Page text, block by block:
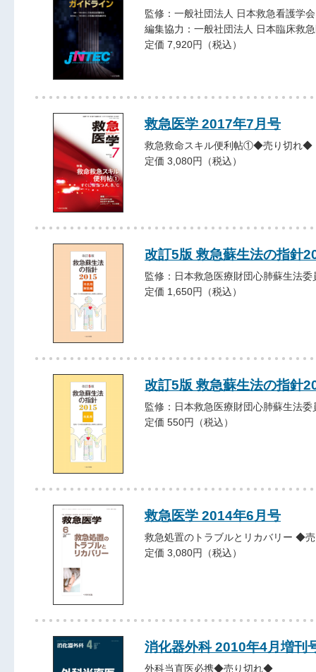
監修：一般社団法人 日本救急看護学会
編集協力：一般社団法人 日本臨床救
定価 7,920円（税込）
救急医学 2017年7月号
救急救命スキル便利帖①◆売り切れ◆
定価 3,080円（税込）
改訂5版 救急蘇生法の指針
監修：日本救急医療財団心肺蘇生法委
定価 1,650円（税込）
改訂5版 救急蘇生法の指針
監修：日本救急医療財団心肺蘇生法委
定価 550円（税込）
救急医学 2014年6月号
救急処置のトラブルとリカバリー ◆
定価 3,080円（税込）
消化器外科 2010年4月増刊
外科当直医必携◆売り切れ◆